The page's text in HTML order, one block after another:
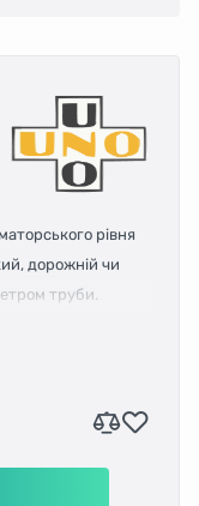
рівня
дорожній чи
труби.